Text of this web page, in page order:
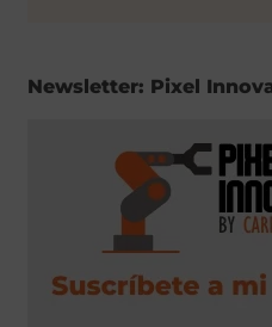
Newsletter: Pixel